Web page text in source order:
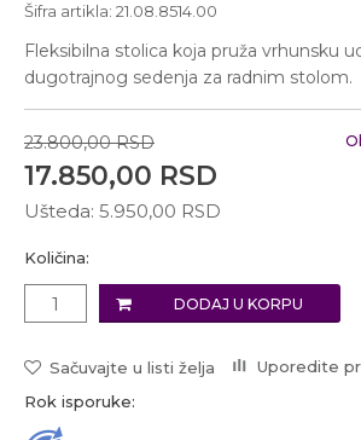
Šifra artikla: 21.08.8514.00
Fleksibilna stolica koja pruža vrhunsku
dugotrajnog sedenja za radnim stolom.
23.800,00 RSD
17.850,00 RSD
Ušteda: 5.950,00 RSD
Količina:
DODAJ U KORPU
Sačuvajte u listi želja
Uporedite
Rok isporuke: